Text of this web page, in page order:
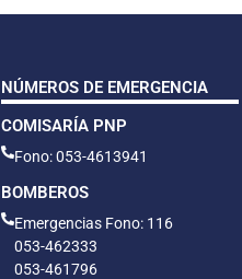
NÚMEROS DE EMERGENCIA
COMISARÍA PNP
Fono: 053-4613941
BOMBEROS
Emergencias Fono: 116
053-462333
053-461796